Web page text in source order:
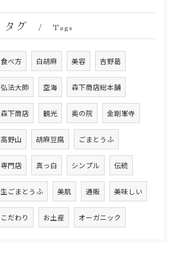
タグ Tags
食べ方 白胡麻 美容 吉野葛
弘法大師 空海 森下商店総本舗
森下商店 観光 奥の院 金剛峯寺
高野山 胡麻豆腐 ごまとうふ
専門店 真っ白 シンプル 伝統
生ごまとうふ 美肌 通販 美味しい
こだわり お土産 オーガニック